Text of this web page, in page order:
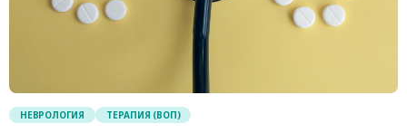
НЕВРОЛОГИЯ ТЕРАПИЯ (ВОП)